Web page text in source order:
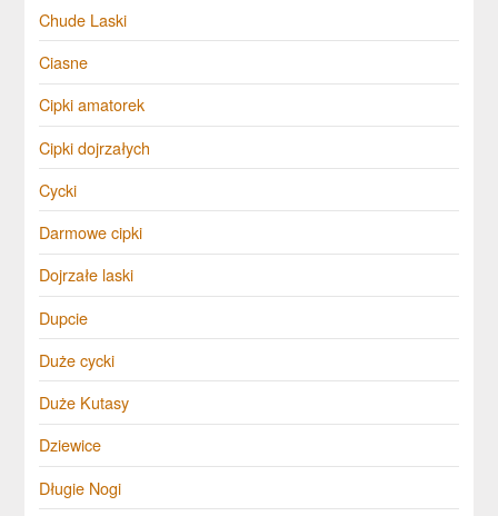
Chude Laski
Ciasne
Cipki amatorek
Cipki dojrzałych
Cycki
Darmowe cipki
Dojrzałe laski
Dupcie
Duże cycki
Duże Kutasy
Dziewice
Długie Nogi